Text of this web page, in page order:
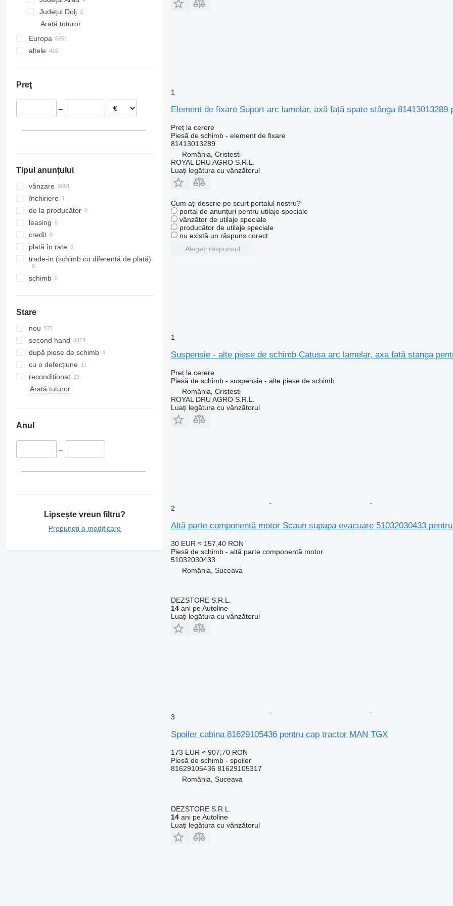
TGS 26.480
TGS 35.480
TGX 26.360
TGX 26.440
TGX 26.480
TGX 26.540
V-Class
Vario
Vito
Județul Dolj
Arată tuturor
Europa
Estonia
Italia
Țările de Jos
altele
Preţ
–
Tipul anunțului
vânzare
închiriere
de la producător
leasing
credit
plată în rate
trade-in (schimb cu diferență de plată)
schimb
Stare
nou
second hand
după piese de schimb
cu o defecțiune
recondiționat
Arată tuturor
Anul
–
Lipsește vreun filtru?
Propuneți o modificare
1
Element de fixare Suport arc lamelar, axă față spate stânga
Preț la cerere
Piesă de schimb - element de fixare
81413013289
România, Cristesti
ROYAL DRU AGRO S.R.L.
Luați legătura cu vânzătorul
Cum ați descrie pe scurt portalul nostru?
portal de anunțuri pentru utilaje speciale
vânzător de utilaje speciale
producător de utilaje speciale
nu există un răspuns corect
Alegeți răspunsul
1
Suspensie - alte piese de schimb Catusa arc lamelar, axa față stanga
Preț la cerere
Piesă de schimb - suspensie - alte piese de schimb
România, Cristesti
ROYAL DRU AGRO S.R.L.
Luați legătura cu vânzătorul
2
Altă parte componentă motor Scaun supapa evacuare 51032030433
30 EUR ≈ 157,40 RON
Piesă de schimb - altă parte componentă motor
51032030433
România, Suceava
DEZSTORE S.R.L.
14ani pe Autoline
Luați legătura cu vânzătorul
3
Spoiler cabina 81629105436 pentru cap tractor MAN TGX
173 EUR ≈ 907,70 RON
Piesă de schimb - spoiler
81629105436 81629105317
România, Suceava
DEZSTORE S.R.L.
14ani pe Autoline
Luați legătura cu vânzătorul